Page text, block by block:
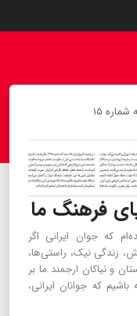
۱۵
فرهنگ ما
که جوان ایرانی اگر
زندگی نیک، راستی‌ها،
و نیاکان ارجمند ما بر
که جوانان ایرانی،